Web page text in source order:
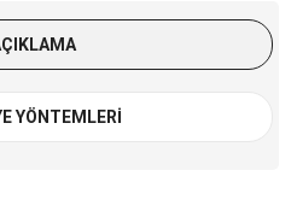
- DK-34
YÖNTEMLERI